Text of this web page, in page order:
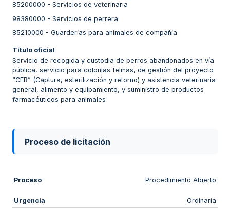
85200000 - Servicios de veterinaria
98380000 - Servicios de perrera
85210000 - Guarderías para animales de compañía
Título oficial
Servicio de recogida y custodia de perros abandonados en vía
pública, servicio para colonias felinas, de gestión del proyecto
“CER” (Captura, esterilización y retorno) y asistencia veterinaria
general, alimento y equipamiento, y suministro de productos
farmacéuticos para animales
Proceso de licitación
Proceso Procedimiento Abierto
Urgencia Ordinaria